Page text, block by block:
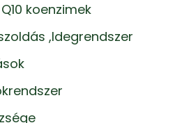
koenzimek
,Idegrendszer